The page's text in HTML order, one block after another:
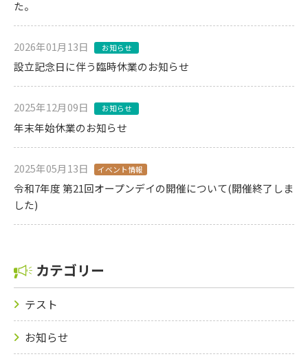
た。
2026年01月13日 お知らせ
設立記念日に伴う臨時休業のお知らせ
2025年12月09日 お知らせ
年末年始休業のお知らせ
2025年05月13日 イベント情報
令和7年度 第21回オープンデイの開催について(開催終了しま
した)
カテゴリー
テスト
お知らせ